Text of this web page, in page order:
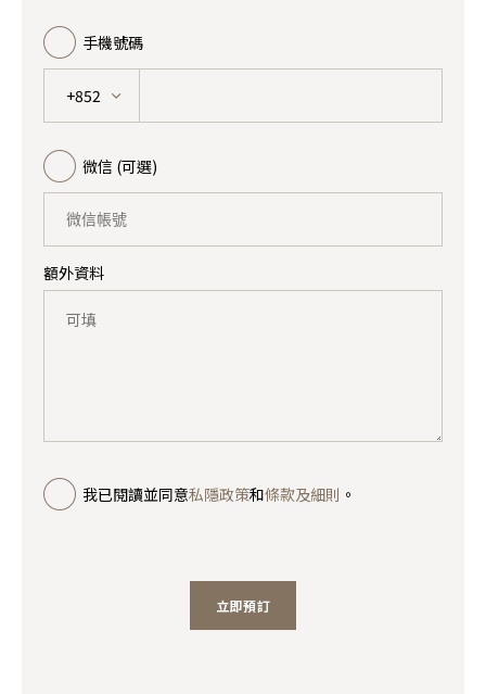
手機號碼
+852
微信 (可選)
額外資料
我已閱讀並同意私隱政策和條款及細則 。
立即預訂